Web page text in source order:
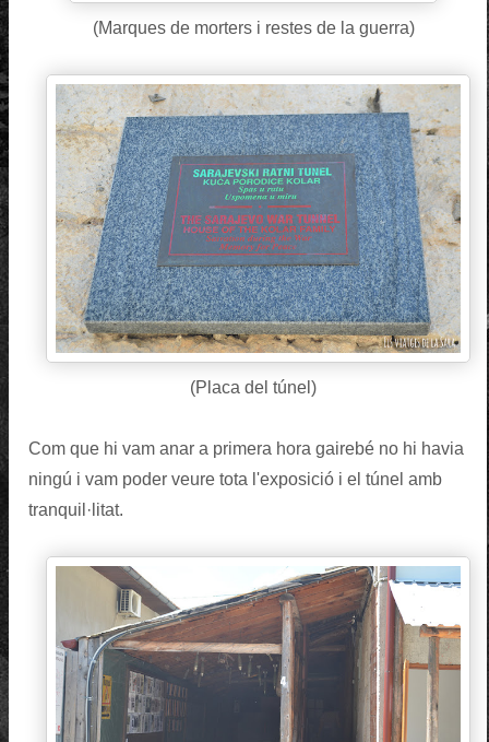
(Marques de morters i restes de la guerra)
(Placa del túnel)
Com que hi vam anar a primera hora gairebé no hi havia
ningú i vam poder veure tota l'exposició i el túnel amb
tranquil·litat.